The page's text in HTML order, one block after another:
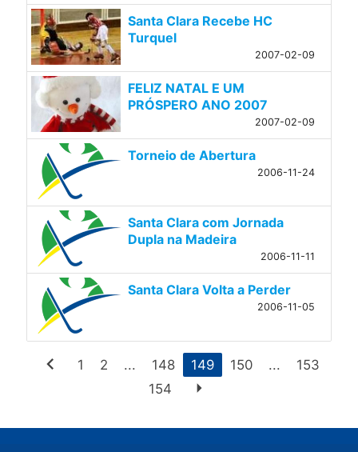
Santa Clara Recebe HC
Turquel
2007-02-09
FELIZ NATAL E UM
PRÓSPERO ANO 2007
2007-02-09
Torneio de Abertura
2006-11-24
Santa Clara com Jornada
Dupla na Madeira
2006-11-11
Santa Clara Volta a Perder
2006-11-05
chevron_left 1 2 ... 148 149 150 ...
153
154
arrow_right